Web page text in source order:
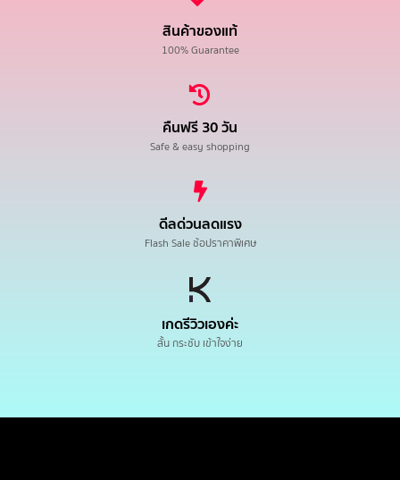
สินค้าของแท้
100% Guarantee
คืนฟรี 30 วัน
Safe & easy shopping
ดีลด่วนลดแรง
Flash Sale ช้อปราคาพิเศษ
เกดรีวิวเองค่ะ
สั้น กระชับ เข้าใจง่าย